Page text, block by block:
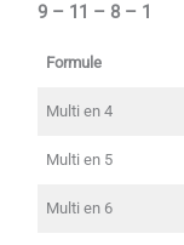
9 – 11 – 8 – 1
Formule
Multi en 4
Multi en 5
Multi en 6